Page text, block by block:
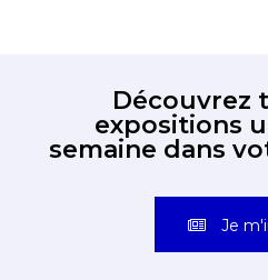
Découvrez
expositions
semaine dans
Je